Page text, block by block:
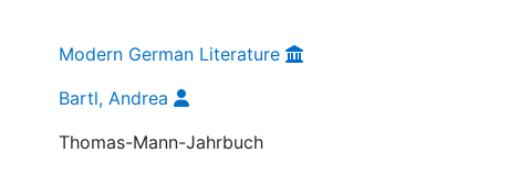
Modern German Literature
Bartl, Andrea
Thomas-Mann-Jahrbuch